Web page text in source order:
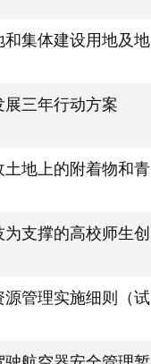
集体建设用地及地
三年行动方案
地上的附着物和青
支撑的高校师生创
管理实施细则（试